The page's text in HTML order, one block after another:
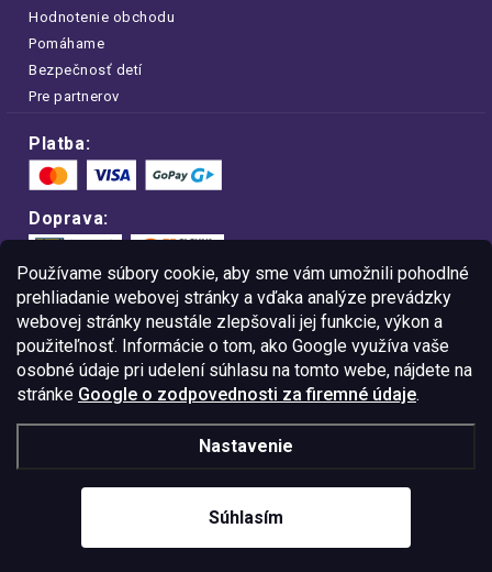
Používame súbory cookie, aby sme vám umožnili pohodlné
prehliadanie webovej stránky a vďaka analýze prevádzky
webovej stránky neustále zlepšovali jej funkcie, výkon a
použiteľnosť. Informácie o tom, ako Google využíva vaše
osobné údaje pri udelení súhlasu na tomto webe, nájdete na
stránke Google o zodpovednosti za firemné údaje.
Nastavenie
Súhlasím
Hodnotenie obchodu
Pomáhame
Bezpečnosť detí
Pre partnerov
Platba:
Doprava:
Nakupujte na FOA bezpečne a bez obáv.
Vďaka protokolu HTTPS sú vaše citlivé
dáta v úplnom bezpečí.
© Copyright2026Westlogic Slovakia s.r.o.,
Gajova 4, Bratislava, 811 09